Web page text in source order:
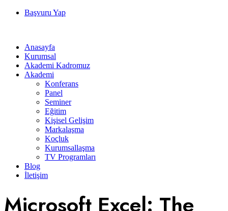
Başvuru Yap
Anasayfa
Kurumsal
Akademi Kadromuz
Akademi
Konferans
Panel
Seminer
Eğitim
Kişisel Gelişim
Markalaşma
Koçluk
Kurumsallaşma
TV Programları
Blog
İletişim
Microsoft Excel: The